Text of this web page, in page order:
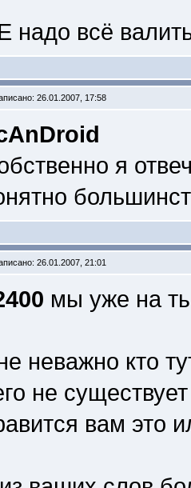
надо всё
26.01.2007, 17:58
я
26.01.2007, 21:01
мы уже на
неважно кто
не
вам это